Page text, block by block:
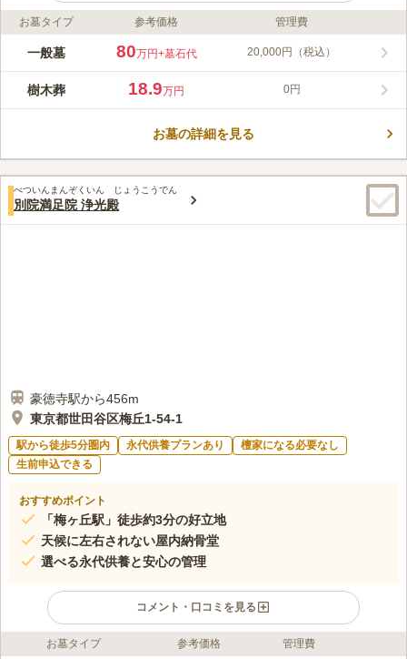
ライフドット編集部のコメント
「往生」は、こぢんまりとしたせたがや浄苑内に開設されている
ができ、生前申し込みや遺骨の申し込みも可能となっています。
合祀されることなく骨壷のまま安置され、春・秋の彼岸法要で永
ら徒歩約5分と、アクセス抜群な立地もポイントです。
みんなの評価
4.0 口コミ1件
40代女性
事務所でお線香が購入できるようです。 お花は商店街にお花屋
さんがありましたので、そこで購入するのがいいと思います。 世田谷線沿
いにあるので、塀で見えないですが路面電車の音はかなり聞こえます。
お墓タイプ 参考価格 管理費
一般墓 80万円+墓石代 20,000円（税込）
樹木葬 18.9万円 0円
お墓の詳細を見る
べついんまんぞくいん じょうこうでん
別院満足院 浄光殿
豪徳寺駅から456m
東京都世田谷区梅丘1-54-1
駅から徒歩5分圏内 永代供養プランあり
檀家になる必要なし
生前申込できる
おすすめポイント
「梅ヶ丘駅」徒歩約3分の好立地
天候に左右されない屋内納骨堂
選べる永代供養と安心の管理
コメント・口コミを見る
ライフドット編集部のコメント
お墓タイプ 参考価格 管理費